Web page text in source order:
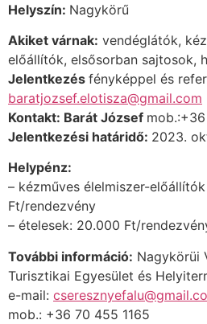
Helyszín: Nagykörű
Akiket várnak: vendéglátók,
előállítók, elsősorban sajtosok,
Jelentkezés fényképpel és
baratjozsef.elotisza@gmail.com
Kontakt: Barát József
Jelentkezési határidő: 2023.
Helypénz:
– kézműves élelmiszer-
Ft/rendezvény
– ételesek: 20.000 Ft/
További információ: Nagykörüi
Turisztikai Egyesület és
e-mail:
mob.: +36 70 455 1165